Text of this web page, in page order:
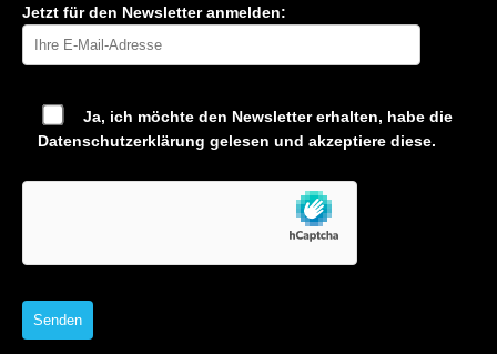
Jetzt für den Newsletter anmelden:
Ja, ich möchte den Newsletter erhalten, habe die
Datenschutzerklärung gelesen und akzeptiere diese.